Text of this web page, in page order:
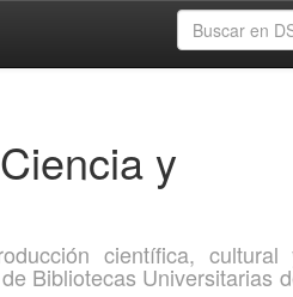
y
científica, cultural
Bibliotecas Universitarias